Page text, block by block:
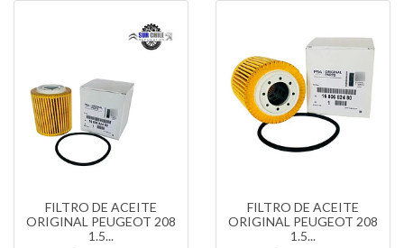
FILTRO DE ACEITE
ORIGINAL PEUGEOT 208
1.5...
FILTRO DE ACEITE
ORIGINAL PEUGEOT 208
1.5...